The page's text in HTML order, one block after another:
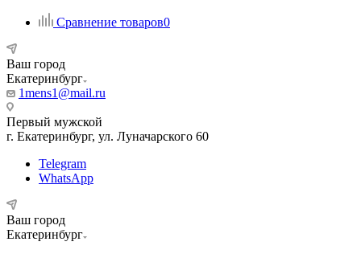
Сравнение товаров0
Ваш город
Екатеринбург
1mens1@mail.ru
Первый мужской
г. Екатеринбург, ул. Луначарского 60
Telegram
WhatsApp
Ваш город
Екатеринбург